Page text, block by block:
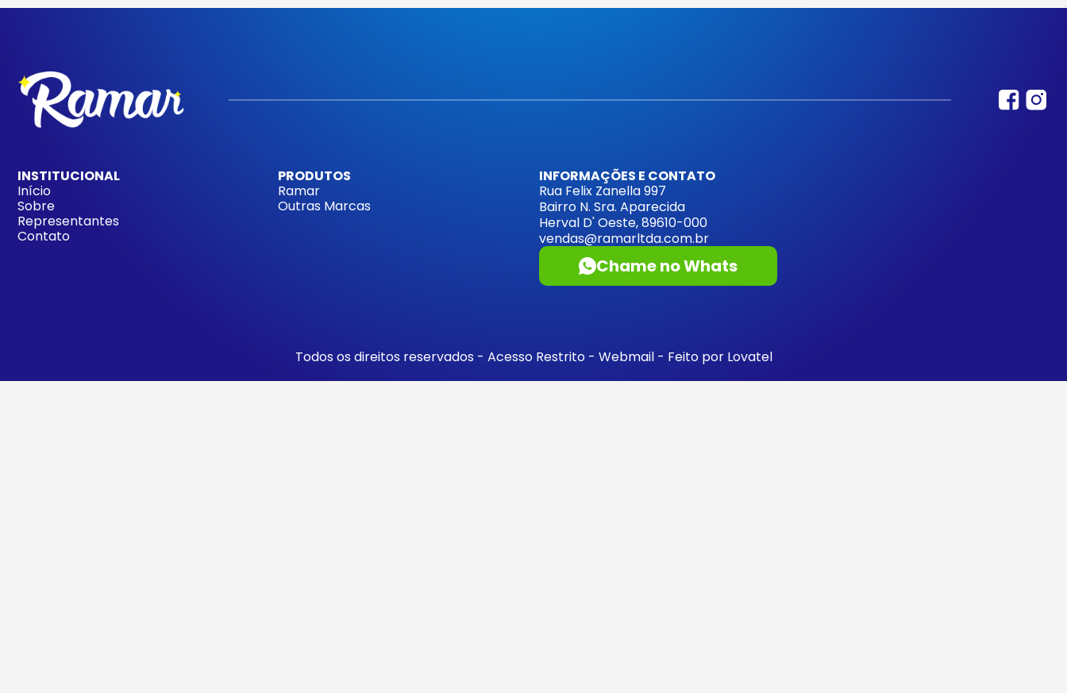
INSTITUCIONAL
Início
Sobre
Representantes
Contato
PRODUTOS
Ramar
Outras Marcas
INFORMAÇÕES E CONTATO
Rua Felix Zanella 997
Bairro N. Sra. Aparecida
Herval D' Oeste, 89610-000
vendas@ramarltda.com.br
Chame no Whats
Todos os direitos reservados - Acesso Restrito- Webmail- Feito por Lovatel